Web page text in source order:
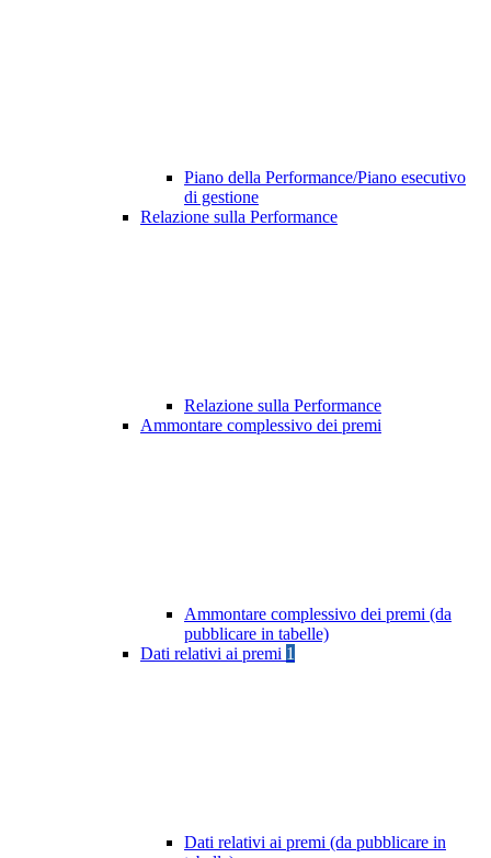
Piano della Performance/Piano esecutivo
di gestione
Relazione sulla Performance
Relazione sulla Performance
Ammontare complessivo dei premi
Ammontare complessivo dei premi (da
pubblicare in tabelle)
Dati relativi ai premi 1
Dati relativi ai premi (da pubblicare in